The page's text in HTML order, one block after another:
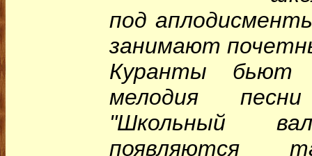
под
занимают
Куранты бьют
мелодия
"Школьный
появляются